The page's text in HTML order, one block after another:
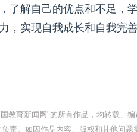
了解自己的优点和不足，
，实现自我成长和自我完
教育新闻网"的所有作品，均转载、
责。如因作品内容、版权和其他问